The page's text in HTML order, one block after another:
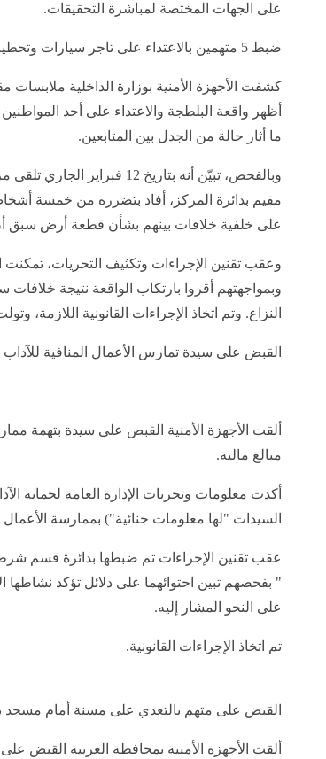
على الجهات المختصة لمباشرة التحقيقات.
ضبط 5 متهمين بالاعتداء على تاجر سيارات وتحطيم سيارته في الإسماعيلية
كشفت الأجهزة الأمنية بوزارة الداخلية ملابسات
أظهر واقعة البلطجة والاعتداء على أحد
ما أثار حالة من الجدل بين المتابعين.
وبالفحص، تبيّن أنه بتاريخ 12
مقيم بدائرة المركز، أفاد بتضرره من خمسة
على خلفية خلافات بينهم بشأن قطعة أرض سبق أن
وعقب تقنين الإجراءات وتكثيف التحريات،
وبمواجهتهم أقروا بارتكاب الواقعة نتيجة
النزاع. وتم اتخاذ الإجراءات القانونية اللازمة،
القبض على سيدة تمارس الأعمال المنافية
ألقت الأجهزة الأمنية القبض على سيدة بتهمة
مبالغ مالية.
أكدت معلومات وتحريات الإدارة العامة لحماية
السيدات "لها معلومات جنائية") بممارسة الأعمال
عقب تقنين الإجراءات تم ضبطها بدائرة قسم
" بفحصهم تبين احتوائهما على دلائل تؤكد نشاطها
على النحو المشار إليه.
تم اتخاذ الإجراءات القانونية.
القبض على متهم بالتعدي على مسنة أمام مسجد
ألقت الأجهزة الأمنية بمحافظة الغربية القبض